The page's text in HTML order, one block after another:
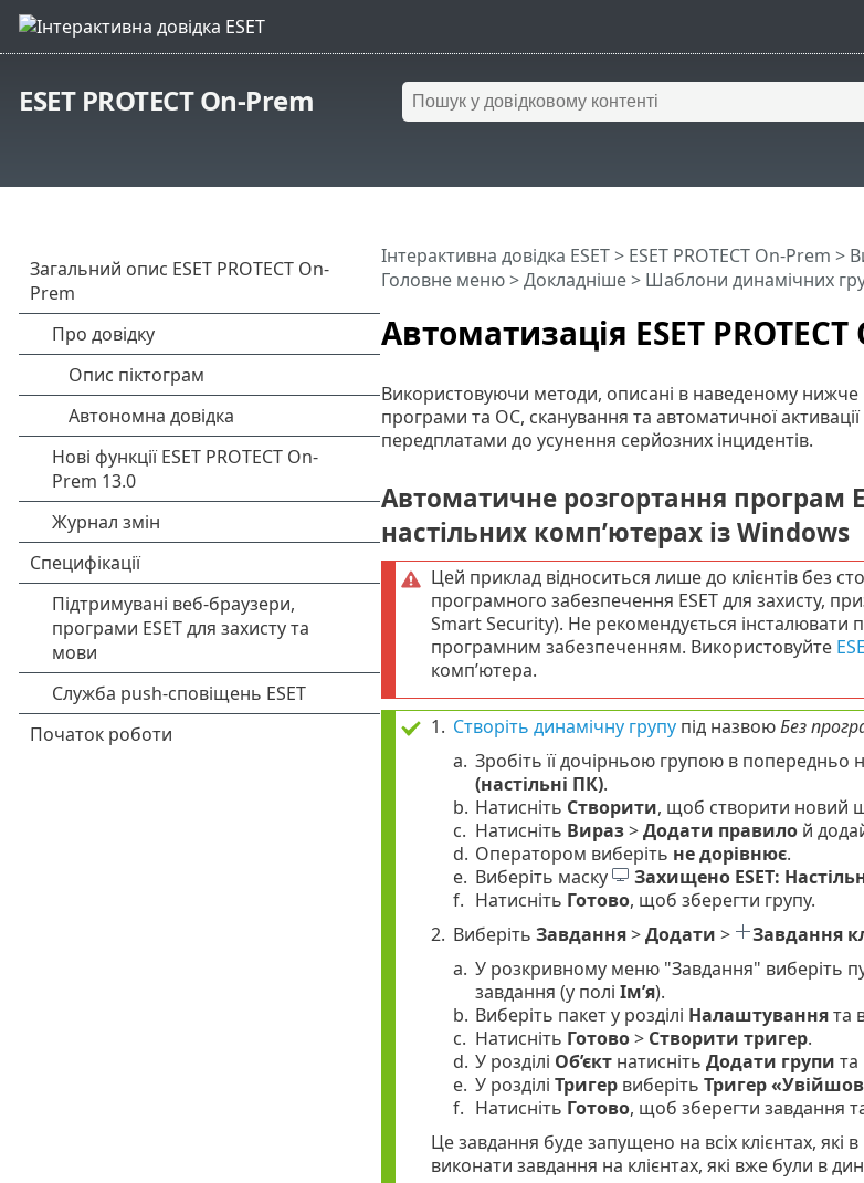
ESET PROTECT On-Prem
Автоматизація ESET
Інтерактивна довідка ESET> ESET PROTECT On-Prem >
Головне меню> Докладніше > Шаблони динамічних
Використовуючи методи, описані в наведеному нижче
програми та ОС, сканування та автоматичної
передплатами до усунення серйозних інцидентів.
Автоматичне розгортання програм
настільних комп’ютерах із Windows
Цей приклад відноситься лише до клієнтів без
програмного забезпечення ESET для захисту,
Smart Security). Не рекомендується інсталювати
програмним забезпеченням. Використовуйте
комп’ютера.
1. Створіть динамічну групупід назвоюБез
a. Зробіть її дочірньою групою в попередньо
(настільні ПК).
b. Натисніть Створити, щоб створити новий
c. Натисніть Вираз>Додати правилой
d. Оператором виберіть не дорівнює.
e. Виберіть маску
Захищено ESET:
f. Натисніть Готово, щоб зберегти групу.
2. Виберіть Завдання>Додати > Завдання
a. У розкривному меню "Завдання" виберіть
завдання (у полі Ім’я).
b. Виберіть пакет у розділі Налаштуваннята
c. Натисніть Готово> Створити тригер.
d. У розділі Об’єктнатисніть Додати групи та
e. У розділі Тригервиберіть Тригер
f. Натисніть Готово, щоб зберегти завдання
Це завдання буде запущено на всіх клієнтах,
виконати завдання на клієнтах, які вже були в